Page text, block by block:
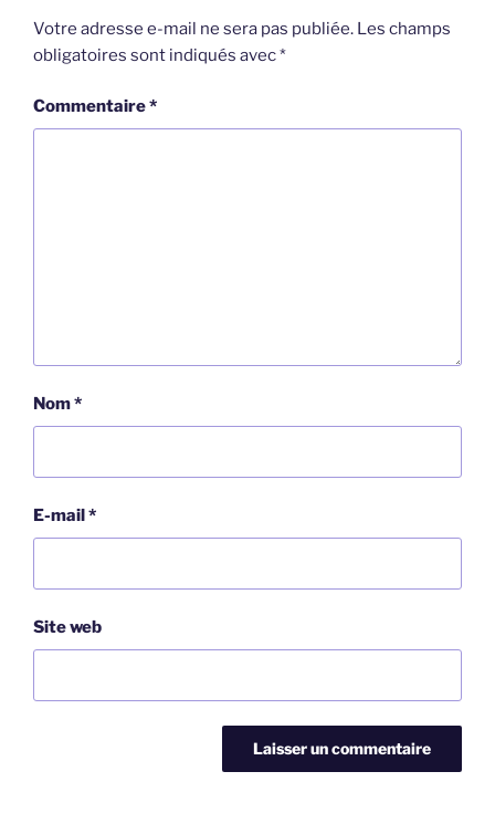
Votre adresse e-mail ne sera pas publiée. Les champs
obligatoires sont indiqués avec*
Commentaire*
Nom*
E-mail*
Site web